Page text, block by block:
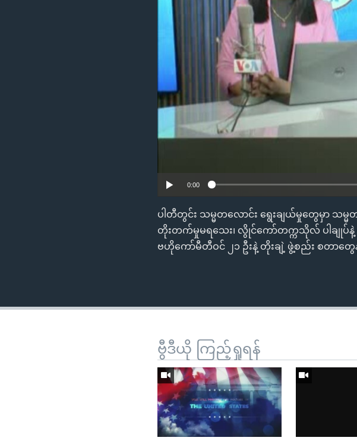
0:00
ပါတီတွင်း သမ္မတလောင်း ရွေးချယ်မှုတွေမှာ သမ္မတ
တိုးတက်မှုမရသေး၊ လွိုင်ကော်တက္ကသိုလ် ပါချုပ်နဲ့
ဗဟိုကော်မီတီဝင် ၂၁ ဦးနဲ့ တိုးချဲ့ ဖွဲ့စည်း စတ
ဗွီဒီယို ကြည့်ရှုရန်